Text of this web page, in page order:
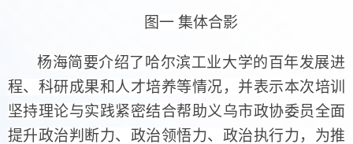
图一 集体合影
杨海简要介绍了哈尔滨工业大学的百年发展进
程、科研成果和人才培养等情况，并表示本次培训
坚持理论与实践紧密结合帮助义乌市政协委员全面
提升政治判断力、政治领悟力、政治执行力，为推